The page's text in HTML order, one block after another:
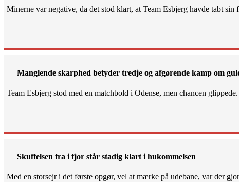
Minerne var negative, da det stod klart, at Team Esbjerg havde tabt
Manglende skarphed betyder tredje og afgørende kamp om
Team Esbjerg stod med en matchbold i Odense, men chancen
Skuffelsen fra i fjor står stadig klart i hukommelsen
Med en storsejr i det første opgør, vel at mærke på udebane, var der